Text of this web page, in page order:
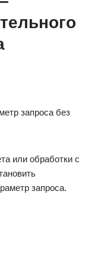
запроса без
или обработки с
запроса.